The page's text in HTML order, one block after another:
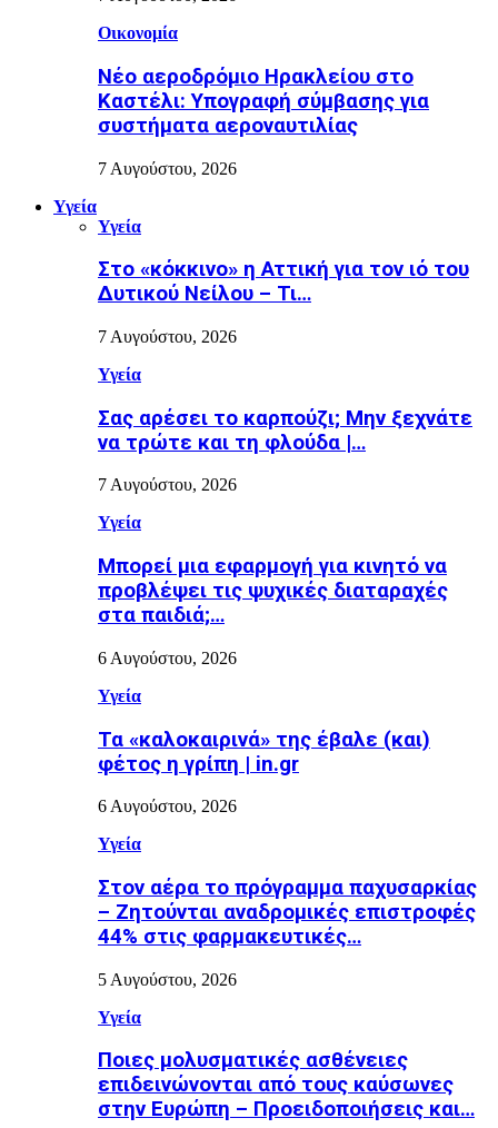
Οικονομία
Νέο αεροδρόμιο Ηρακλείου στο
Καστέλι: Υπογραφή σύμβασης για
συστήματα αεροναυτιλίας
7 Αυγούστου, 2026
Υγεία
Υγεία
Στο «κόκκινο» η Αττική για τον ιό του
Δυτικού Νείλου – Τι…
7 Αυγούστου, 2026
Υγεία
Σας αρέσει το καρπούζι; Μην ξεχνάτε
να τρώτε και τη φλούδα |…
7 Αυγούστου, 2026
Υγεία
Μπορεί μια εφαρμογή για κινητό να
προβλέψει τις ψυχικές διαταραχές
στα παιδιά;…
6 Αυγούστου, 2026
Υγεία
Τα «καλοκαιρινά» της έβαλε (και)
φέτος η γρίπη | in.gr
6 Αυγούστου, 2026
Υγεία
Στον αέρα το πρόγραμμα παχυσαρκίας
– Ζητούνται αναδρομικές επιστροφές
44% στις φαρμακευτικές…
5 Αυγούστου, 2026
Υγεία
Ποιες μολυσματικές ασθένειες
επιδεινώνονται από τους καύσωνες
στην Ευρώπη – Προειδοποιήσεις και…